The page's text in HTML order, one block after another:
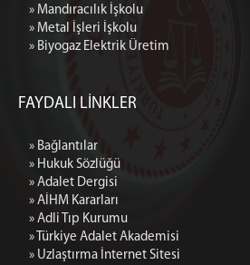
» Mandıracılık İşkolu
» Metal İşleri İşkolu
» Biyogaz Elektrik Üretim
FAYDALI LİNKLER
» Bağlantılar
» Hukuk Sözlüğü
» Adalet Dergisi
» AİHM Kararları
» Adli Tıp Kurumu
» Türkiye Adalet Akademisi
» Uzlaştırma İnternet Sitesi